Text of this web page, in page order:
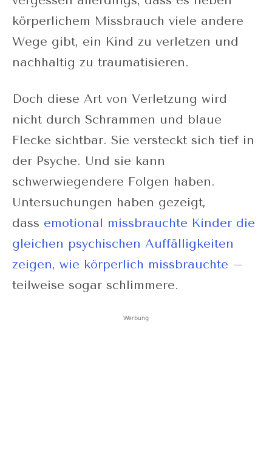
körperlichem Missbrauch viele andere
Wege gibt, ein Kind zu verletzen und
nachhaltig zu traumatisieren.
Doch diese Art von Verletzung wird
nicht durch Schrammen und blaue
Flecke sichtbar. Sie versteckt sich tief in
der Psyche. Und sie kann
schwerwiegendere Folgen haben.
Untersuchungen haben gezeigt,
dass emotional missbrauchte Kinder die
gleichen psychischen Auffälligkeiten
zeigen, wie körperlich missbrauchte –
teilweise sogar schlimmere.
Werbung